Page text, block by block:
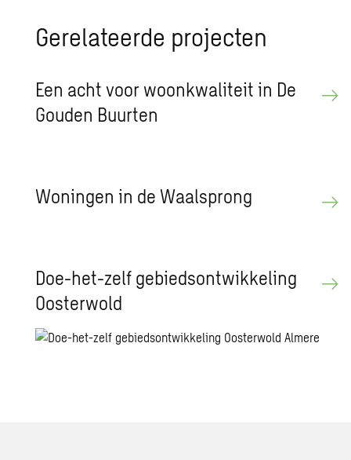
Gerelateerde projecten
Een acht voor woonkwaliteit in De
Gouden Buurten
Woningen in de Waalsprong
Doe-het-zelf gebiedsontwikkeling
Oosterwold